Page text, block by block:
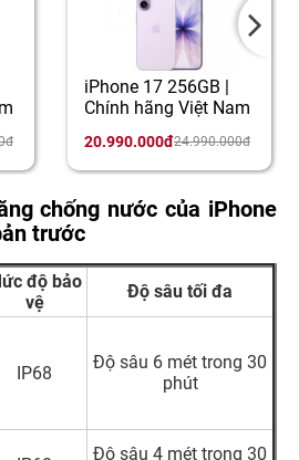
iPhone 17 256GB |
Chính hãng Việt Nam
20.990.000đ24.990.000đ
chống nước của iPhone
trước
độ bảo
vệ
Độ sâu tối đa
IP68
Độ sâu 6 mét trong 30
phút
Độ sâu 4 mét trong 30